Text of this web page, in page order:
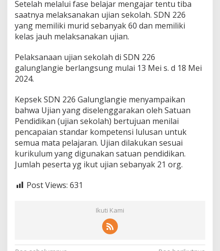
Setelah melalui fase belajar mengajar tentu tiba
saatnya melaksanakan ujian sekolah. SDN 226
yang memiliki murid sebanyak 60 dan memiliki
kelas jauh melaksanakan ujian.
Pelaksanaan ujian sekolah di SDN 226
galunglangie berlangsung mulai 13 Mei s. d 18 Mei
2024.
Kepsek SDN 226 Galunglangie menyampaikan
bahwa Ujian yang diselenggarakan oleh Satuan
Pendidikan (ujian sekolah) bertujuan menilai
pencapaian standar kompetensi lulusan untuk
semua mata pelajaran. Ujian dilakukan sesuai
kurikulum yang digunakan satuan pendidikan.
Jumlah peserta yg ikut ujian sebanyak 21 org.
Post Views: 631
Ikuti Kami